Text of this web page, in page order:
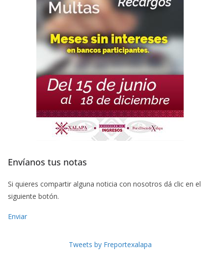
Envíanos tus notas
Si quieres compartir alguna noticia con nosotros dá clic en el
siguiente botón.
Enviar
Tweets by Freportexalapa